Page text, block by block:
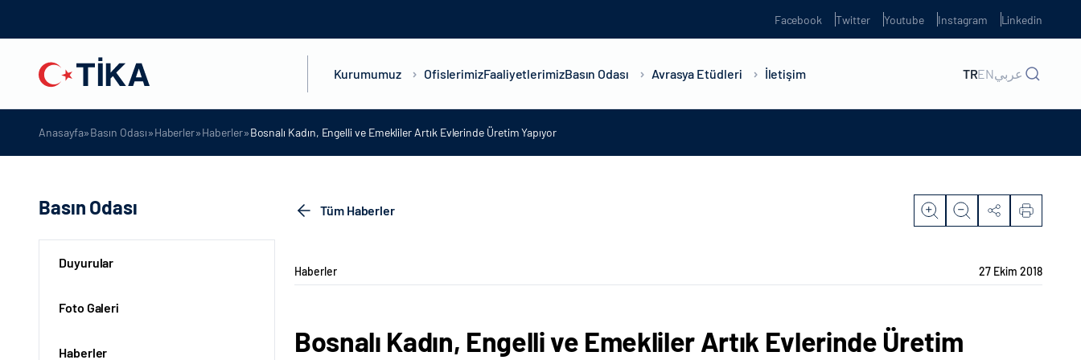
Facebook Twitter Youtube Instagram Linkedin
Kurumumuz OfislerimizFaaliyetlerimizBasın Odası Avrasya Etüdleri İletişim TRENعربي
Anasayfa»Basın Odası»Haberler»Haberler»Bosnalı Kadın, Engelli ve Emekliler Artık Evlerinde Üretim Yapıyor
Basın Odası
Duyurular
Foto Galeri
Haberler
Tüm Haberler
Haberler 27 Ekim 2018
Bosnalı Kadın, Engelli ve Emekliler Artık Evlerinde Üretim